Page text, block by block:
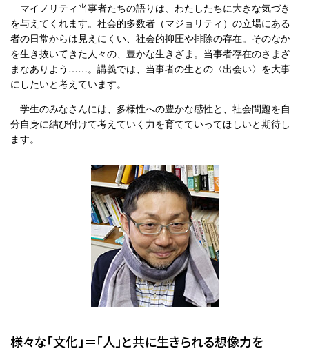
マイノリティ当事者たちの語りは、わたしたちに大きな気づき
を与えてくれます。社会的多数者（マジョリティ）の立場にある
者の日常からは見えにくい、社会的抑圧や排除の存在。そのなか
を生き抜いてきた人々の、豊かな生きざま。当事者存在のさまざ
まなありよう……。講義では、当事者の生との〈出会い〉を大事
にしたいと考えています。
学生のみなさんには、多様性への豊かな感性と、社会問題を自
分自身に結び付けて考えていく力を育てていってほしいと期待し
ます。
様々な「文化」＝「人」と共に生きられる想像力を